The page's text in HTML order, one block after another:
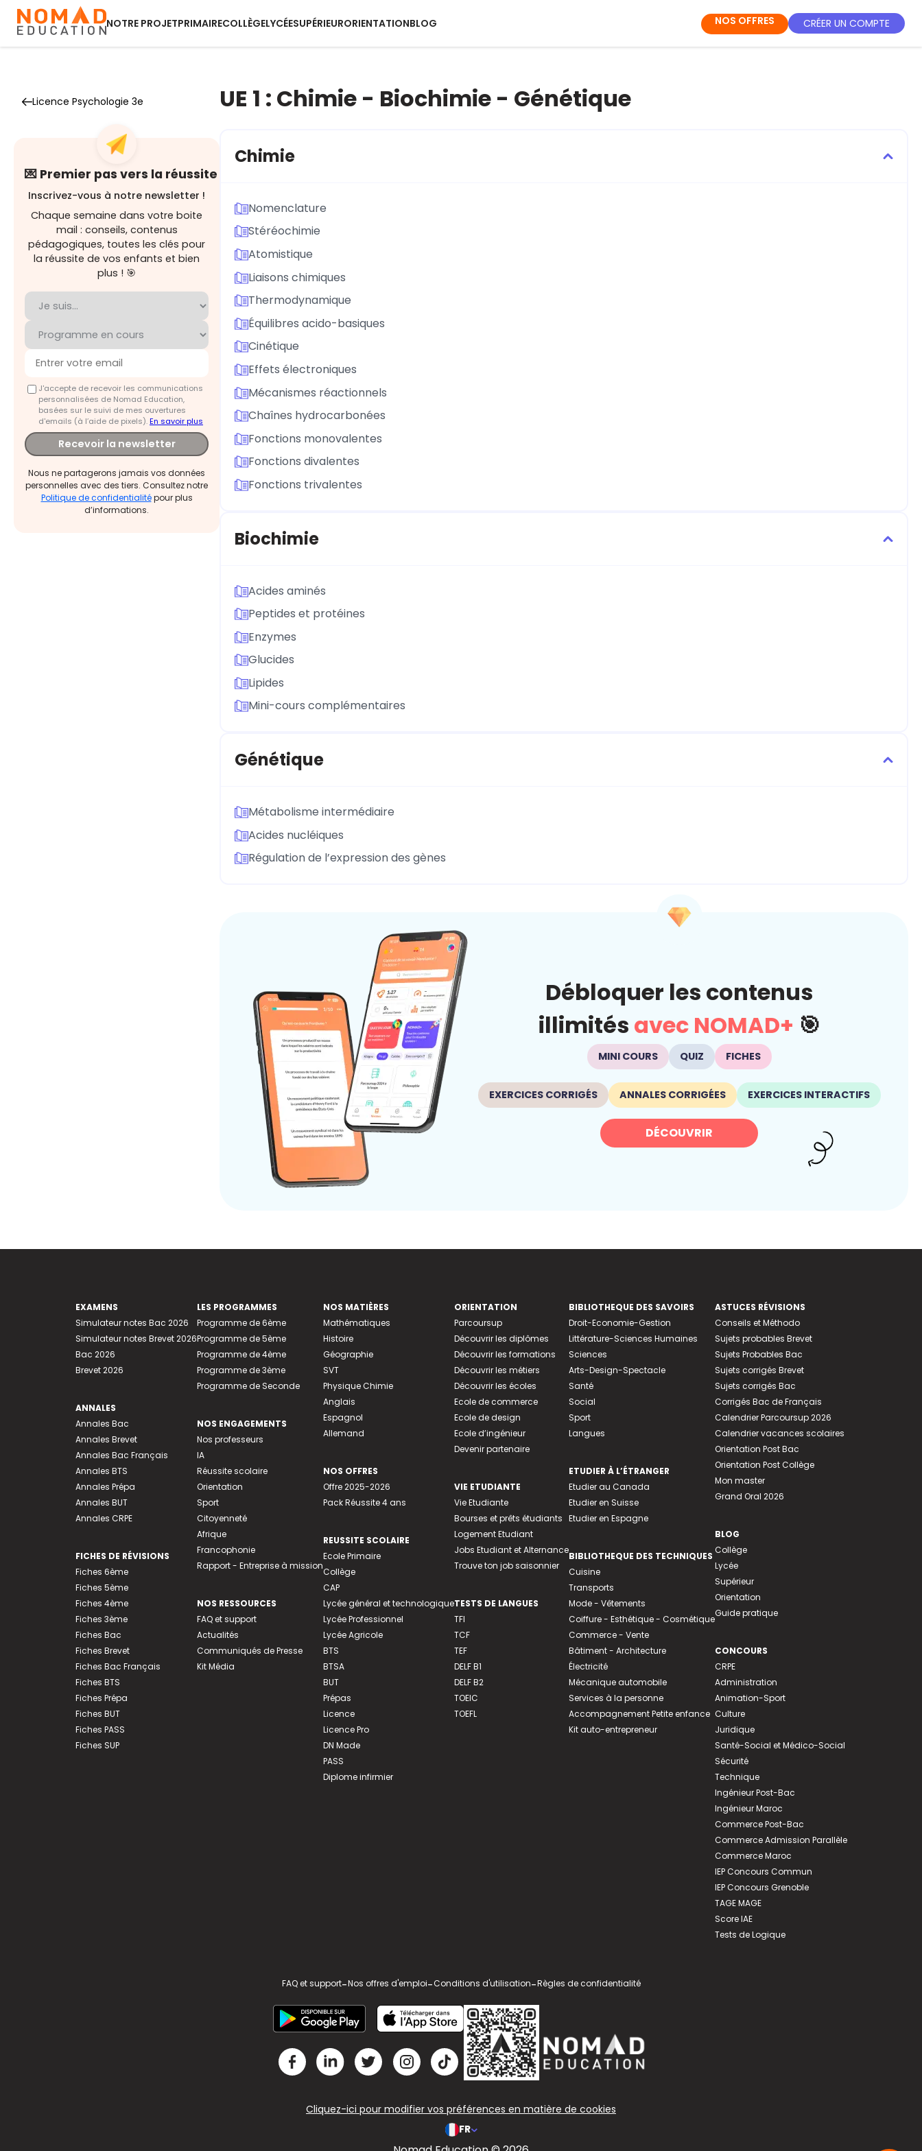
NOTRE PROJETPRIMAIRECOLLÈGELYCÉESUPÉRIEURORIENTATIONBLOG NOS OFFRES CRÉER UN COMPTE
Licence Psychologie 3e
💌 Premier pas vers la réussite
Inscrivez-vous à notre newsletter !
Chaque semaine dans votre boite
mail : conseils, contenus
pédagogiques, toutes les clés pour
la réussite de vos enfants et bien
plus ! 🎯
J'accepte de recevoir les communications
personnalisées de Nomad Education,
basées sur le suivi de mes ouvertures
d'emails (à l’aide de pixels).En savoir plus
Recevoir la newsletter
Nous ne partagerons jamais vos données
personnelles avec des tiers. Consultez notre
Politique de confidentialitépour plus
d’informations.
UE 1 : Chimie - Biochimie - Génétique
Chimie
Nomenclature
Stéréochimie
Atomistique
Liaisons chimiques
Thermodynamique
Équilibres acido-basiques
Cinétique
Effets électroniques
Mécanismes réactionnels
Chaînes hydrocarbonées
Fonctions monovalentes
Fonctions divalentes
Fonctions trivalentes
Biochimie
Acides aminés
Peptides et protéines
Enzymes
Glucides
Lipides
Mini-cours complémentaires
Génétique
Métabolisme intermédiaire
Acides nucléiques
Régulation de l’expression des gènes
Débloquer les contenus
illimités avec NOMAD+ 🎯
MINI COURS QUIZ FICHES
EXERCICES CORRIGÉS ANNALES CORRIGÉES EXERCICES INTERACTIFS
DÉCOUVRIR
EXAMENS
Simulateur notes Bac 2026
Simulateur notes Brevet 2026
Bac 2026
Brevet 2026
ANNALES
Annales Bac
Annales Brevet
Annales Bac Français
Annales BTS
Annales Prépa
Annales BUT
Annales CRPE
FICHES DE RÉVISIONS
Fiches 6ème
Fiches 5ème
Fiches 4ème
Fiches 3ème
Fiches Bac
Fiches Brevet
Fiches Bac Français
Fiches BTS
Fiches Prépa
Fiches BUT
Fiches PASS
Fiches SUP
LES PROGRAMMES
Programme de 6ème
Programme de 5ème
Programme de 4ème
Programme de 3ème
Programme de Seconde
NOS ENGAGEMENTS
Nos professeurs
IA
Réussite scolaire
Orientation
Sport
Citoyenneté
Afrique
Francophonie
Rapport - Entreprise à mission
NOS RESSOURCES
FAQ et support
Actualités
Communiqués de Presse
Kit Média
NOS MATIÈRES
Mathématiques
Histoire
Géographie
SVT
Physique Chimie
Anglais
Espagnol
Allemand
NOS OFFRES
Offre 2025-2026
Pack Réussite 4 ans
REUSSITE SCOLAIRE
Ecole Primaire
Collège
CAP
Lycée général et technologique
Lycée Professionnel
Lycée Agricole
BTS
BTSA
BUT
Prépas
Licence
Licence Pro
DN Made
PASS
Diplome infirmier
ORIENTATION
Parcoursup
Découvrir les diplômes
Découvrir les formations
Découvrir les métiers
Découvrir les écoles
Ecole de commerce
Ecole de design
Ecole d’ingénieur
Devenir partenaire
VIE ETUDIANTE
Vie Etudiante
Bourses et prêts étudiants
Logement Etudiant
Jobs Etudiant et Alternance
Trouve ton job saisonnier
TESTS DE LANGUES
TFI
TCF
TEF
DELF B1
DELF B2
TOEIC
TOEFL
BIBLIOTHEQUE DES SAVOIRS
Droit-Economie-Gestion
Littérature-Sciences Humaines
Sciences
Arts-Design-Spectacle
Santé
Social
Sport
Langues
ETUDIER À L’ÉTRANGER
Etudier au Canada
Etudier en Suisse
Etudier en Espagne
BIBLIOTHEQUE DES TECHNIQUES
Cuisine
Transports
Mode - Vêtements
Coiffure - Esthétique - Cosmétique
Commerce - Vente
Bâtiment - Architecture
Électricité
Mécanique automobile
Services à la personne
Accompagnement Petite enfance
Kit auto-entrepreneur
ASTUCES RÉVISIONS
Conseils et Méthodo
Sujets probables Brevet
Sujets Probables Bac
Sujets corrigés Brevet
Sujets corrigés Bac
Corrigés Bac de Français
Calendrier Parcoursup 2026
Calendrier vacances scolaires
Orientation Post Bac
Orientation Post Collège
Mon master
Grand Oral 2026
BLOG
Collège
Lycée
Supérieur
Orientation
Guide pratique
CONCOURS
CRPE
Administration
Animation-Sport
Culture
Juridique
Santé-Social et Médico-Social
Sécurité
Technique
Ingénieur Post-Bac
Ingénieur Maroc
Commerce Post-Bac
Commerce Admission Parallèle
Commerce Maroc
IEP Concours Commun
IEP Concours Grenoble
TAGE MAGE
Score IAE
Tests de Logique
FAQ et support-Nos offres d'emploi-Conditions d'utilisation-Règles de confidentialité
Cliquez-ici pour modifier vos préférences en matière de cookies
FR